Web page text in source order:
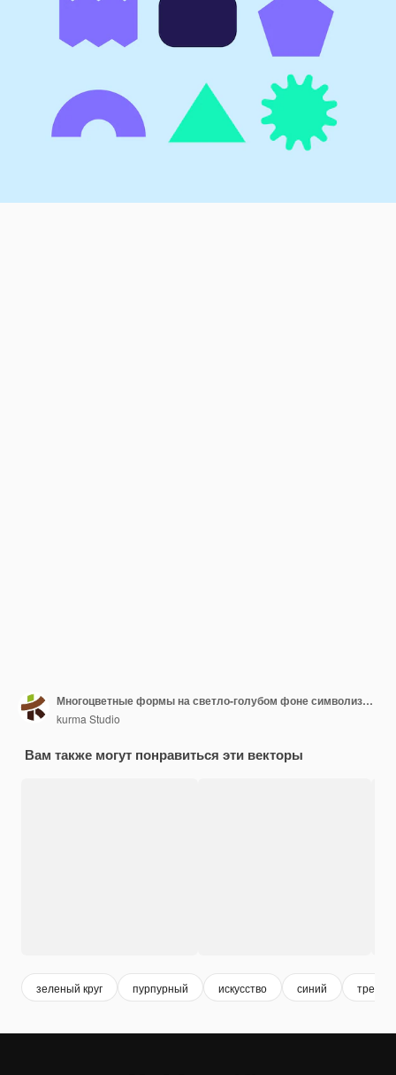
Многоцветные формы на светло-голубом фоне символизируют разнообразие
kurma Studio
Вам также могут понравиться эти векторы
зеленый круг пурпурный искусство синий